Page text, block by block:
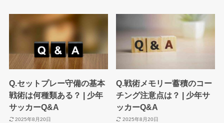
Q.セットプレー守備の基本
戦術は何種類ある？ | 少年
サッカーQ&A
2025年8月20日
Q.戦術メモリー蓄積のコー
チング注意点は？ | 少年サ
ッカーQ&A
2025年8月20日